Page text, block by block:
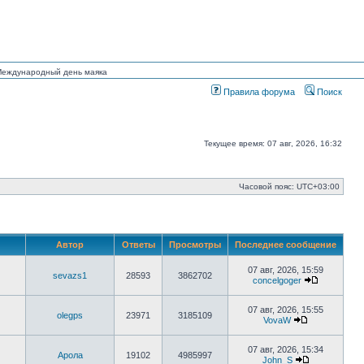
день маяка
Правила форума Поиск
Текущее время: 07 авг, 2026, 16:32
Часовой пояс: UTC+03:00
Автор Ответы Просмотры Последнее сообщение
sevazs1 28593 3862702
07 авг, 2026, 15:59
concelgoger
к
olegps 23971 3185109
07 авг, 2026, 15:55
VovaW
к
последнему
сообщению
Арола 19102 4985997
07 авг, 2026, 15:34
John_S